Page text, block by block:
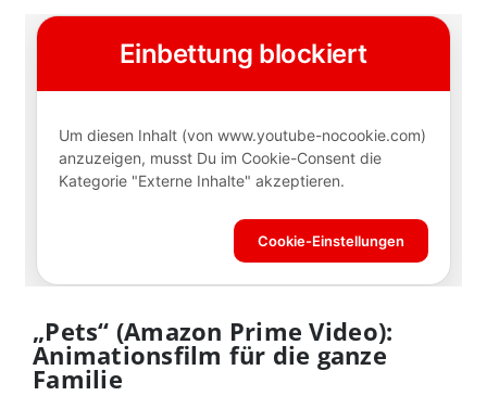
„Pets“ (Amazon Prime Video):
Animationsfilm für die ganze
Familie